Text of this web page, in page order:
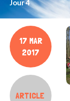
Jour 4
17 MAR
2017
ARTICLE